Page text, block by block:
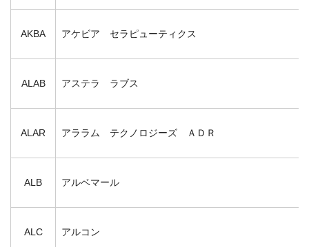
AKBA アケビア セラピューティクス
ALAB アステラ ラブス
ALAR アララム テクノロジーズ ＡＤＲ
ALB アルベマール
ALC アルコン